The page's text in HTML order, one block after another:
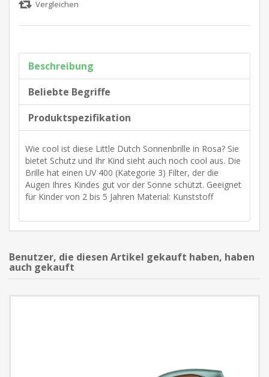
Beschreibung
Beliebte Begriffe
Produktspezifikation
Wie cool ist diese Little Dutch Sonnenbrille in Rosa? Sie
bietet Schutz und Ihr Kind sieht auch noch cool aus. Die
Brille hat einen UV 400 (Kategorie 3) Filter, der die
Augen Ihres Kindes gut vor der Sonne schützt. Geeignet
für Kinder von 2 bis 5 Jahren Material: Kunststoff
Benutzer, die diesen Artikel gekauft haben, haben
auch gekauft